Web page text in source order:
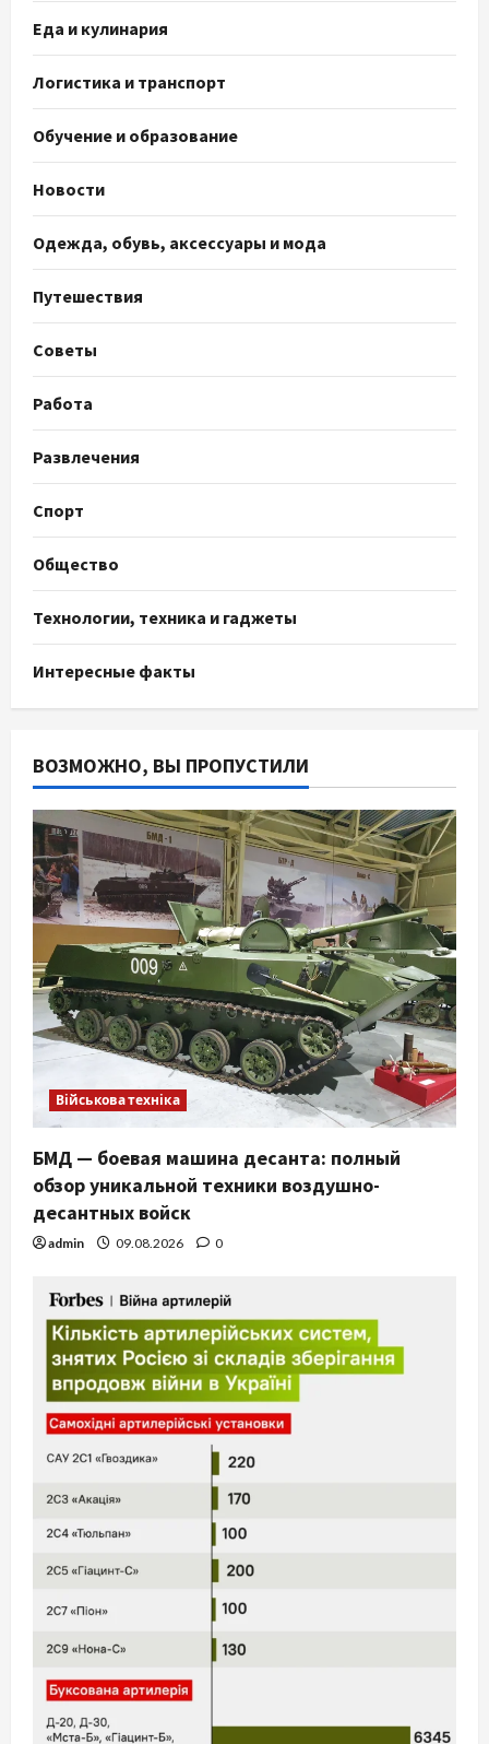
Еда и кулинария
Логистика и транспорт
Обучение и образование
Новости
Одежда, обувь, аксессуары и мода
Путешествия
Советы
Работа
Развлечения
Спорт
Общество
Технологии, техника и гаджеты
Интересные факты
ВОЗМОЖНО, ВЫ ПРОПУСТИЛИ
Військова техніка
БМД — боевая машина десанта: полный
обзор уникальной техники воздушно-
десантных войск
admin 09.08.2026 0